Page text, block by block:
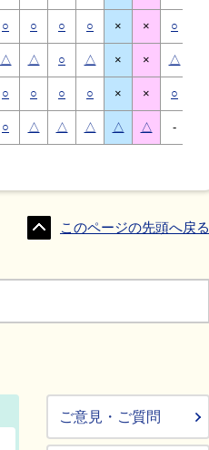
○ ○ ○ ○ × × ○
△ △ ○ △ × × △
○ ○ ○ ○ × × ○
○ △ △ △ △ △ -
このページの先頭へ戻る
ご意見・ご質問